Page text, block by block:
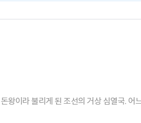
왕이라 불리게 된 조선의 거상 심열국. 어